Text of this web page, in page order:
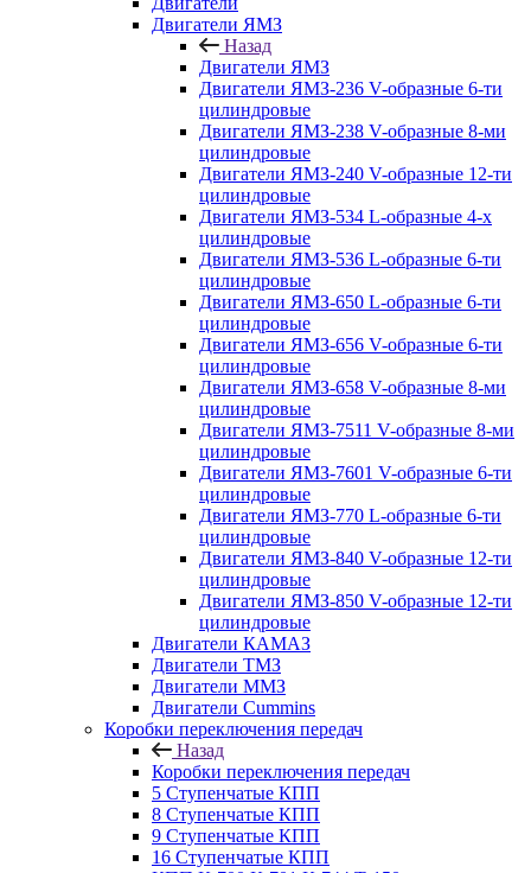
Двигатели ЯМЗ
Назад
Двигатели ЯМЗ
Двигатели ЯМЗ-236 V-образные 6-ти
цилиндровые
Двигатели ЯМЗ-238 V-образные 8-ми
цилиндровые
Двигатели ЯМЗ-240 V-образные 12-ти
цилиндровые
Двигатели ЯМЗ-534 L-образные 4-х
цилиндровые
Двигатели ЯМЗ-536 L-образные 6-ти
цилиндровые
Двигатели ЯМЗ-650 L-образные 6-ти
цилиндровые
Двигатели ЯМЗ-656 V-образные 6-ти
цилиндровые
Двигатели ЯМЗ-658 V-образные 8-ми
цилиндровые
Двигатели ЯМЗ-7511 V-образные 8-ми
цилиндровые
Двигатели ЯМЗ-7601 V-образные 6-ти
цилиндровые
Двигатели ЯМЗ-770 L-образные 6-ти
цилиндровые
Двигатели ЯМЗ-840 V-образные 12-ти
цилиндровые
Двигатели ЯМЗ-850 V-образные 12-ти
цилиндровые
Двигатели КАМАЗ
Двигатели ТМЗ
Двигатели ММЗ
Двигатели Cummins
Коробки переключения передач
Назад
Коробки переключения передач
5 Ступенчатые КПП
8 Ступенчатые КПП
9 Ступенчатые КПП
16 Ступенчатые КПП